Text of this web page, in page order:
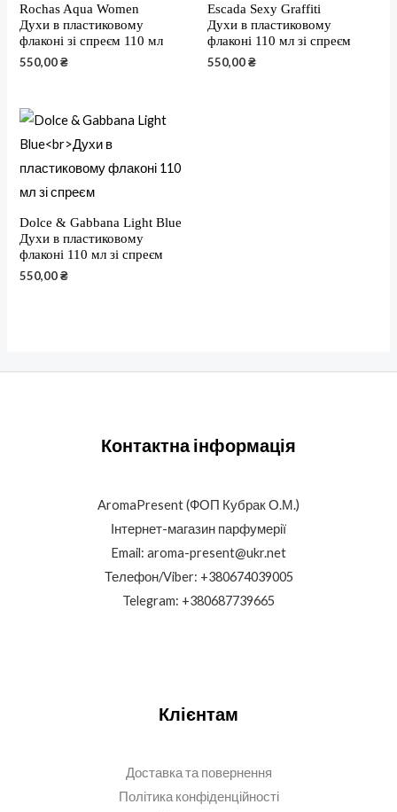
Rochas Aqua Women
Духи в пластиковому
флаконі зі спреєм 110 мл
550,00₴
Escada Sexy Graffiti
Духи в пластиковому
флаконі 110 мл зі спреєм
550,00₴
Dolce & Gabbana Light Blue
Духи в пластиковому
флаконі 110 мл зі спреєм
550,00₴
Контактна інформація
AromaPresent (ФОП Кубрак О.М.)
Інтернет-магазин парфумерії
Email: aroma-present@ukr.net
Телефон/Viber: +380674039005
Telegram: +380687739665
Клієнтам
Доставка та повернення
Політика конфіденційності